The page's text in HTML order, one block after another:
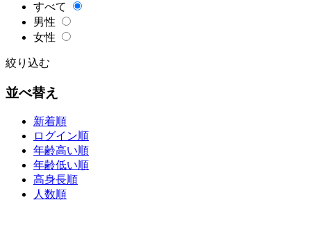
すべて
男性
女性
絞り込む
並べ替え
新着順
ログイン順
年齢高い順
年齢低い順
高身長順
人数順